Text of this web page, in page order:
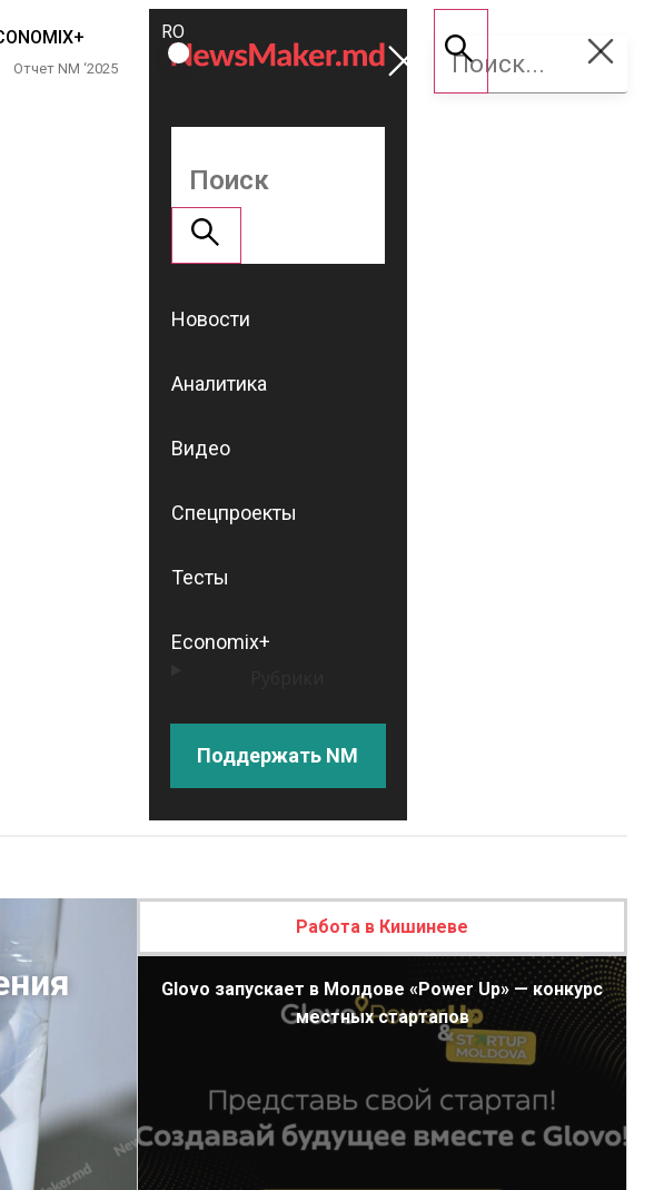
Отчет NM ‘2025
ROMÂNĂ
RU
Поддержать
NM
Новости
Аналитика
Видео
Спецпроекты
Тесты
Economix+
Поддержать NM
Работа в Кишиневе
Glovo запускает в Молдове «Power Up» — конкурс
местных стартапов